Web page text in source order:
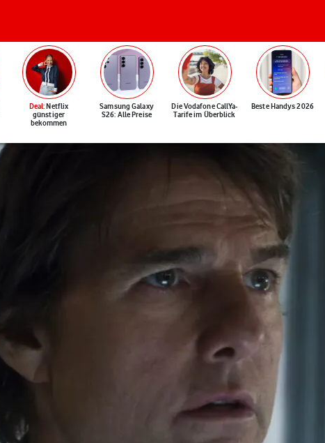
Deal: Netflix
günstiger
bekommen
Samsung Galaxy
S26: Alle Preise
Die Vodafone CallYa-
Tarife im Überblick
Beste Handys 2026